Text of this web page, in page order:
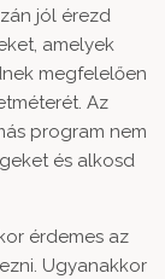
jól érezd
amelyek
megfelelően
Az
program nem
és alkosd
érdemes az
Ugyanakkor